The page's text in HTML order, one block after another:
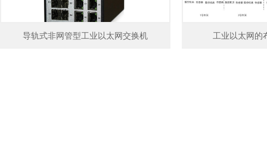
导轨式非网管型工业以太网交换机 工业以太网的